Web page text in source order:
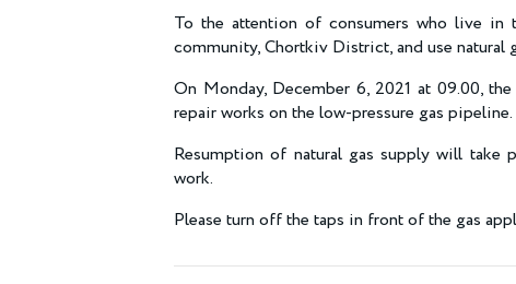
To the attention of consumers who live in
community, Chortkiv District, and use natural
On Monday, December 6, 2021 at 09.00,
repair works on the low-pressure gas pipeline.
Resumption of natural gas supply will
work.
Please turn off the taps in front of the gas